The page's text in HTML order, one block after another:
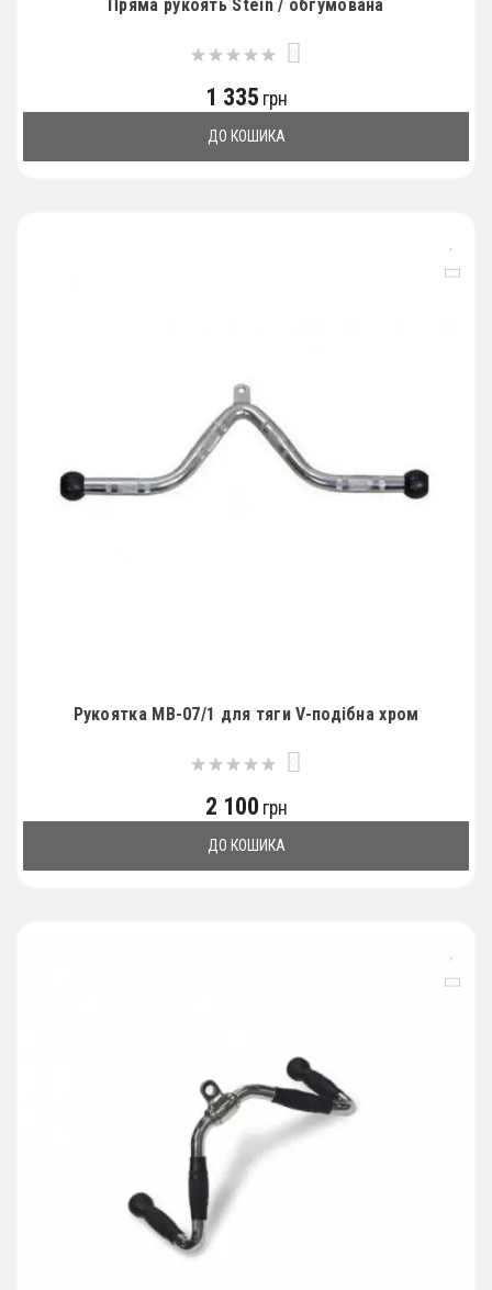
Пряма рукоять Stein / обгумована
1 335 грн
ДО КОШИКА
Рукоятка MB-07/1 для тяги V-подібна хром
2 100 грн
ДО КОШИКА